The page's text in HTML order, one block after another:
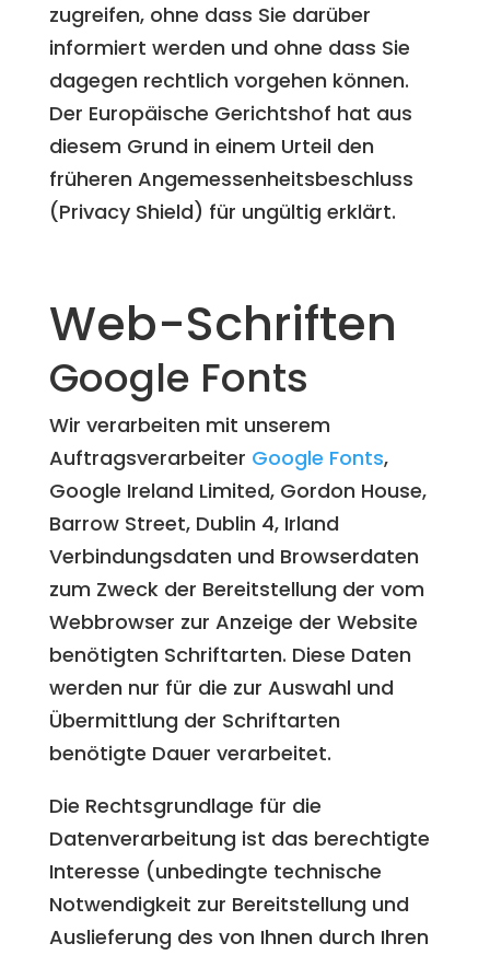
zugreifen, ohne dass Sie darüber
informiert werden und ohne dass Sie
dagegen rechtlich vorgehen können.
Der Europäische Gerichtshof hat aus
diesem Grund in einem Urteil den
früheren Angemessenheitsbeschluss
(Privacy Shield) für ungültig erklärt.
Web-Schriften
Google Fonts
Wir verarbeiten mit unserem
Auftragsverarbeiter Google Fonts,
Google Ireland Limited, Gordon House,
Barrow Street, Dublin 4, Irland
Verbindungsdaten und Browserdaten
zum Zweck der Bereitstellung der vom
Webbrowser zur Anzeige der Website
benötigten Schriftarten. Diese Daten
werden nur für die zur Auswahl und
Übermittlung der Schriftarten
benötigte Dauer verarbeitet.
Die Rechtsgrundlage für die
Datenverarbeitung ist das berechtigte
Interesse (unbedingte technische
Notwendigkeit zur Bereitstellung und
Auslieferung des von Ihnen durch Ihren